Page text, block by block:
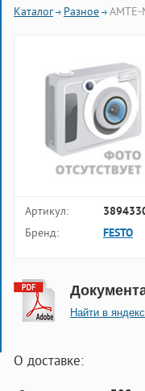
Каталог Разное
Артикул:
Бренд: FESTO
Найти в яндекс
О доставке: